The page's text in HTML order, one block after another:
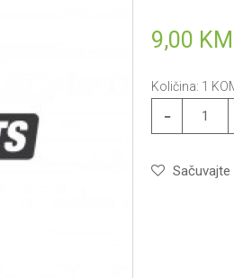
9,00 KM
Količina: 1